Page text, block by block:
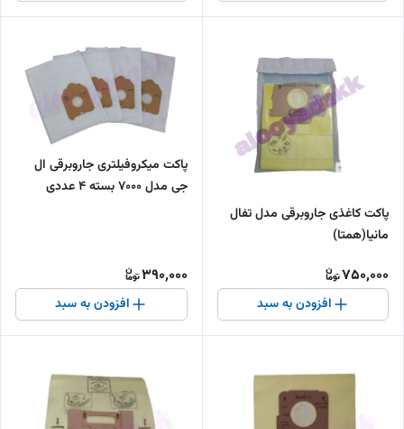
پاکت کاغذی جاروبرقی مدل تفال
مانیا(همتا)
750,000
افزودن به سبد
پاکت میکروفیلتری جاروبرقی ال
جی مدل 7000 بسته ۴ عددی
390,000
افزودن به سبد